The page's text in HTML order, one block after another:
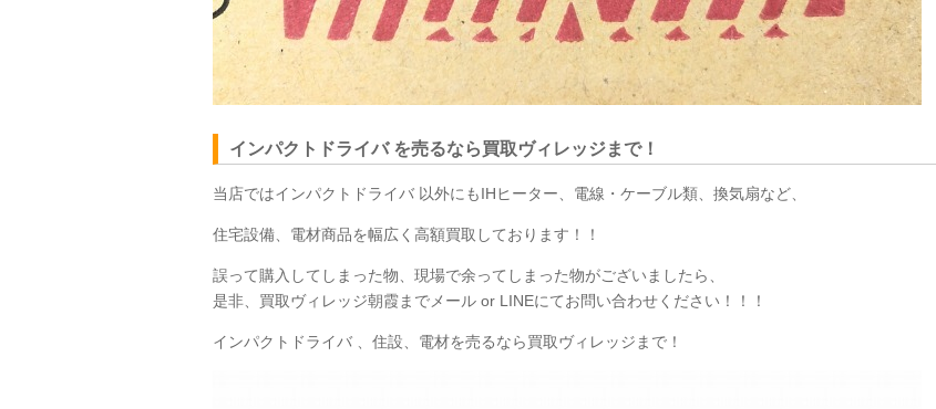
インパクトドライバ を売るなら買取ヴィレッジまで！
当店ではインパクトドライバ 以外にもIHヒーター、電線・ケーブル類、換気扇など、
住宅設備、電材商品を幅広く高額買取しております！！
誤って購入してしまった物、現場で余ってしまった物がございましたら、
是非、買取ヴィレッジ朝霞までメール or LINEにてお問い合わせください！！！
インパクトドライバ 、住設、電材を売るなら買取ヴィレッジまで！